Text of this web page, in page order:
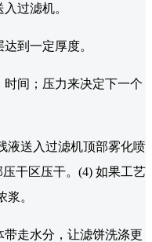
过滤机。
到一定厚度。
间；压力来决定下一个
液送入过滤机顶部雾化喷
干区压干。(4) 如果工艺
。
走水分，让滤饼洗涤更